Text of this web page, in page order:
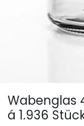
Wabenglas
á 1.936